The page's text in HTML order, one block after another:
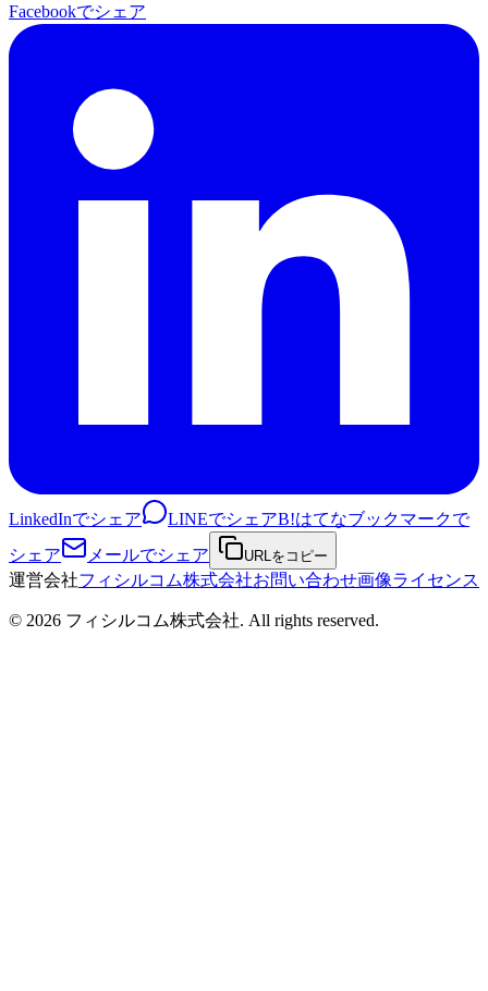
Facebookでシェア
LinkedInでシェア LINEでシェアB!はてなブックマークで
シェア
メールでシェア URLをコピー
運営会社フィシルコム株式会社お問い合わせ画像ライセンス
© 2026 フィシルコム株式会社. All rights reserved.